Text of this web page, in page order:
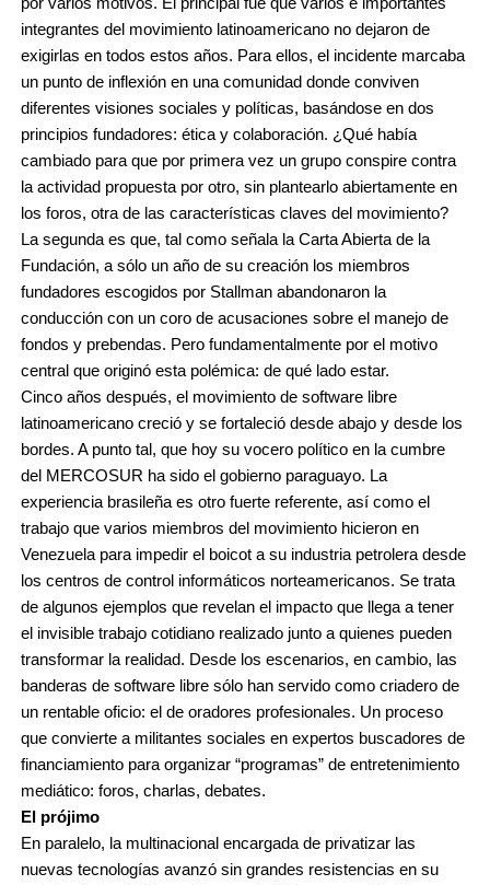
integrantes del movimiento latinoamericano no dejaron de
exigirlas en todos estos años. Para ellos, el incidente marcaba
un punto de inflexión en una comunidad donde conviven
diferentes visiones sociales y políticas, basándose en dos
principios fundadores: ética y colaboración. ¿Qué había
cambiado para que por primera vez un grupo conspire contra
la actividad propuesta por otro, sin plantearlo abiertamente en
los foros, otra de las características claves del movimiento?
La segunda es que, tal como señala la Carta Abierta de la
Fundación, a sólo un año de su creación los miembros
fundadores escogidos por Stallman abandonaron la
conducción con un coro de acusaciones sobre el manejo de
fondos y prebendas. Pero fundamentalmente por el motivo
central que originó esta polémica: de qué lado estar.
Cinco años después, el movimiento de software libre
latinoamericano creció y se fortaleció desde abajo y desde los
bordes. A punto tal, que hoy su vocero político en la cumbre
del MERCOSUR ha sido el gobierno paraguayo. La
experiencia brasileña es otro fuerte referente, así como el
trabajo que varios miembros del movimiento hicieron en
Venezuela para impedir el boicot a su industria petrolera desde
los centros de control informáticos norteamericanos. Se trata
de algunos ejemplos que revelan el impacto que llega a tener
el invisible trabajo cotidiano realizado junto a quienes pueden
transformar la realidad. Desde los escenarios, en cambio, las
banderas de software libre sólo han servido como criadero de
un rentable oficio: el de oradores profesionales. Un proceso
que convierte a militantes sociales en expertos buscadores de
financiamiento para organizar “programas” de entretenimiento
mediático: foros, charlas, debates.
El prójimo
En paralelo, la multinacional encargada de privatizar las
nuevas tecnologías avanzó sin grandes resistencias en su